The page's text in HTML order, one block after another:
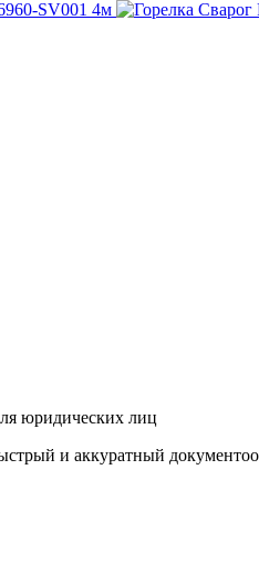
юридических лиц
и аккуратный